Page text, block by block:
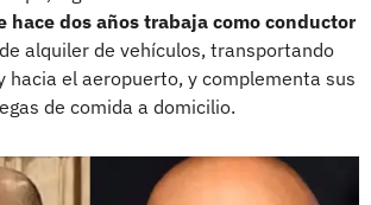
hace dos años trabaja como conductor
de alquiler de vehículos, transportando
hacia el aeropuerto, y complementa sus
de comida a domicilio.